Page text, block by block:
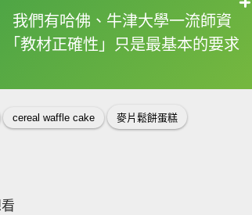
我們有哈佛、牛津大學一流師資
「教材正確性」只是最基本的要求
框選或點兩下字幕可以
cereal waffle cake 麥片鬆餅蛋糕